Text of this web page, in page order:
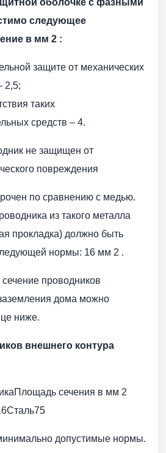
следующее
в мм 2 :
защите от механических
2,5;
таких
средств – 4.
не защищен от
повреждения
по сравнению с медью.
из такого металла
прокладка) должно быть
нормы: 16 мм 2 .
проводников
дома можно
ниже.
внешнего контура
сечения в мм 2
допустимые нормы.